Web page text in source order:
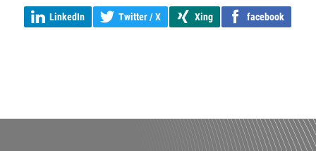
LinkedIn Twitter / X Xing facebook